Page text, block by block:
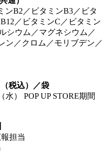
ンB2／ビタミンB3／ビタ
／ビタミンC／ビタミン
シウム／マグネシウム／
ン／クロム／モリブデン／
税込）／袋
） POP UP STORE期間
担当